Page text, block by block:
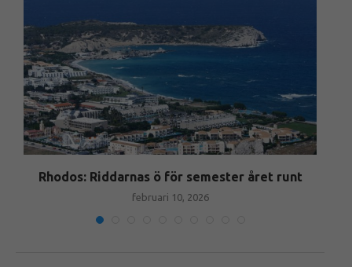
Rhodos: Riddarnas ö för semester året runt
februari 10, 2026